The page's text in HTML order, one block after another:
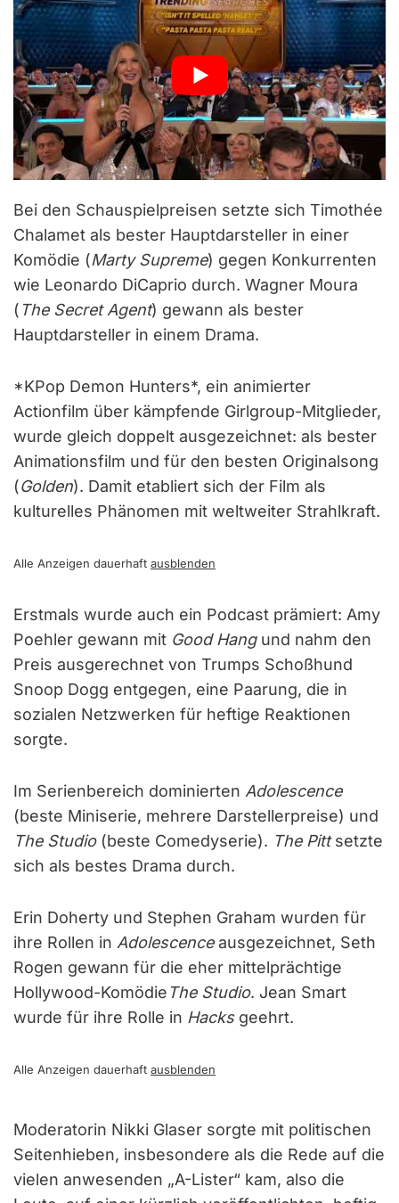
Bei den Schauspielpreisen setzte sich Timothée
Chalamet als bester Hauptdarsteller in einer
Komödie (Marty Supreme) gegen Konkurrenten
wie Leonardo DiCaprio durch. Wagner Moura
( The Secret Agent) gewann als bester
Hauptdarsteller in einem Drama.
* KPop Demon Hunters*, ein animierter
Actionfilm über kämpfende Girlgroup-Mitglieder,
wurde gleich doppelt ausgezeichnet: als bester
Animationsfilm und für den besten Originalsong
(Golden). Damit etabliert sich der Film als
kulturelles Phänomen mit weltweiter Strahlkraft.
Alle Anzeigen dauerhaft ausblenden
Erstmals wurde auch ein Podcast prämiert: Amy
Poehler gewann mit Good Hangund nahm den
Preis ausgerechnet von Trumps Schoßhund
Snoop Dogg entgegen, eine Paarung, die in
sozialen Netzwerken für heftige Reaktionen
sorgte.
Im Serienbereich dominierten Adolescence
(beste Miniserie, mehrere Darstellerpreise) und
The Studio(beste Comedyserie). The Pittsetzte
sich als bestes Drama durch.
Erin Doherty und Stephen Graham wurden für
ihre Rollen in Adolescenceausgezeichnet, Seth
Rogen gewann für die eher mittelprächtige
Hollywood-Komödie The Studio. Jean Smart
wurde für ihre Rolle in Hacksgeehrt.
Alle Anzeigen dauerhaft ausblenden
Moderatorin Nikki Glaser sorgte mit politischen
Seitenhieben, insbesondere als die Rede auf die
vielen anwesenden „A-Lister“ kam, also die